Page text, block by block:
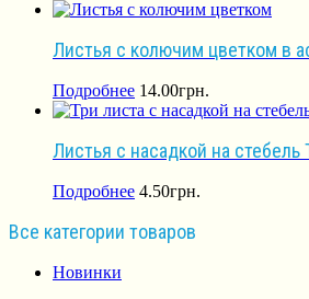
Листья с колючим цветком в
Подробнее 14.00грн.
Листья с насадкой на стебель
Подробнее 4.50грн.
Все категории товаров
Новинки